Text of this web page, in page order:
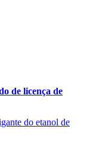
de licença de
do etanol de